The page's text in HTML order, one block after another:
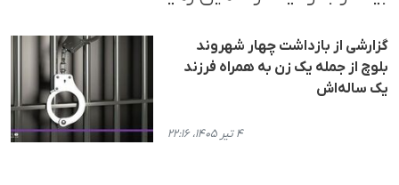
گزارشی از بازداشت چهار شهروند
بلوچ از جمله یک زن به همراه فرزند
یک ساله‌اش
۴ تیر ۱۴۰۵، ۲۲:۱۶